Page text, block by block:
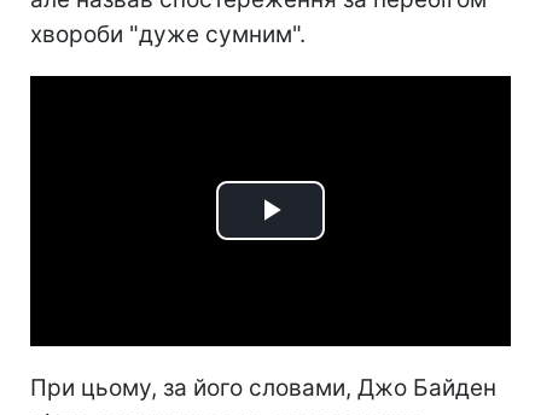
хвороби "дуже сумним".
Play
При цьому, за його словами, Джо Байден